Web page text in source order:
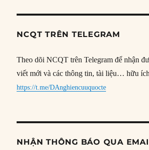
NCQT TRÊN TELEGRAM
Theo dõi NCQT trên Telegram để nhận
viết mới và các thông tin, tài liệu… hữu
https://t.me/DAnghiencuuquocte
NHẬN THÔNG BÁO QUA